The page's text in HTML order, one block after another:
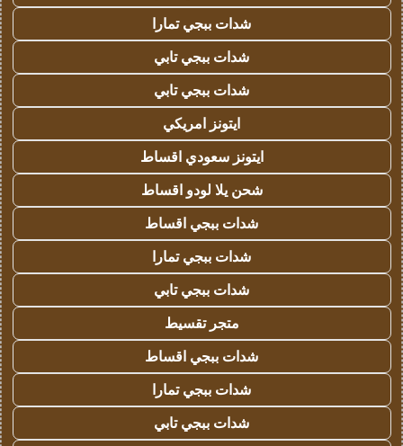
شدات ببجي تمارا
شدات ببجي تابي
شدات ببجي تابي
ايتونز امريكي
ايتونز سعودي اقساط
شحن يلا لودو اقساط
شدات ببجي اقساط
شدات ببجي تمارا
شدات ببجي تابي
متجر تقسيط
شدات ببجي اقساط
شدات ببجي تمارا
شدات ببجي تابي